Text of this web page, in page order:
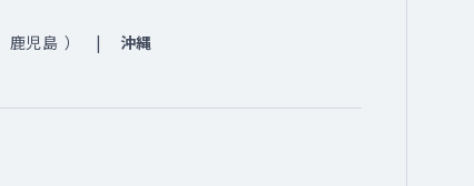
鹿児島 ） 沖縄